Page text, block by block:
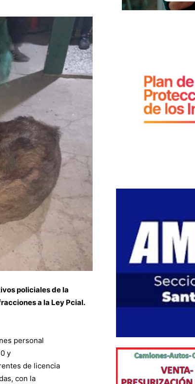
policiales de la
a la Ley Pcial.
personal
y
de licencia
con la